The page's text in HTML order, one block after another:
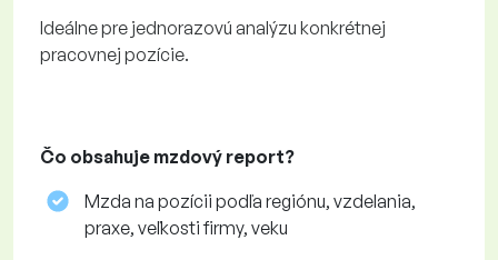
Ideálne pre jednorazovú analýzu konkrétnej
pracovnej pozície.
Čo obsahuje mzdový report?
Mzda na pozícii podľa regiónu, vzdelania,
praxe, veľkosti firmy, veku